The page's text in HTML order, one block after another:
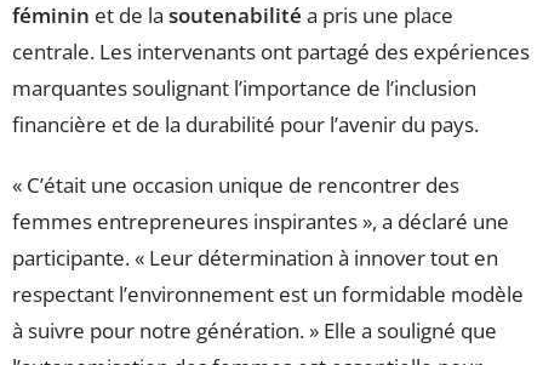
féminin et de la soutenabilité a pris une place
centrale. Les intervenants ont partagé des expériences
marquantes soulignant l’importance de l’inclusion
financière et de la durabilité pour l’avenir du pays.
« C’était une occasion unique de rencontrer des
femmes entrepreneures inspirantes », a déclaré une
participante. « Leur détermination à innover tout en
respectant l’environnement est un formidable modèle
à suivre pour notre génération. » Elle a souligné que